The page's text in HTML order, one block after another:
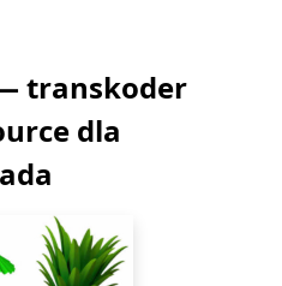
transkoder
dla